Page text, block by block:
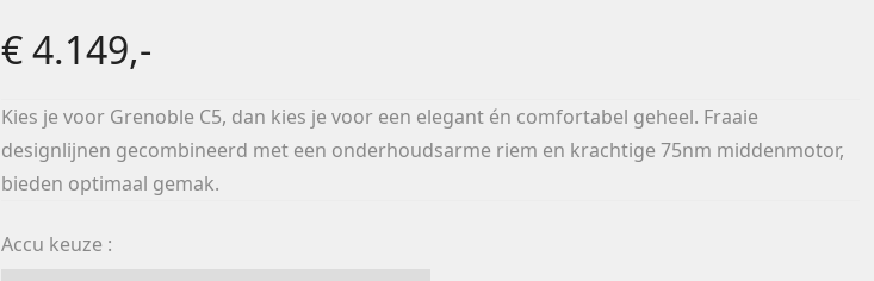
€ 4.149,-
Kies je voor Grenoble C5, dan kies je voor een elegant én comfortabel geheel. Fraaie
designlijnen gecombineerd met een onderhoudsarme riem en krachtige 75nm middenmotor,
bieden optimaal gemak.
Accu keuze